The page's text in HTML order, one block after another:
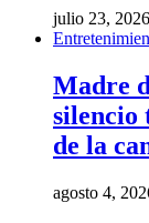
julio 23, 2026
Madre
silencio
de la
agosto 4,